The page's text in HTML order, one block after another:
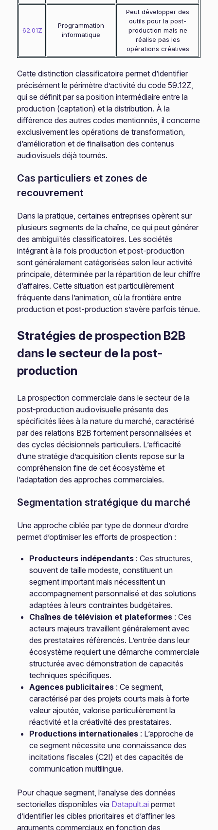
62.01Z
Programmation
informatique
Peut développer des
outils pour la post-
production mais ne
réalise pas les
opérations créatives
Cette distinction classificatoire permet d’identifier
précisément le périmètre d’activité du code 59.12Z,
qui se définit par sa position intermédiaire entre la
production (captation) et la distribution. À la
différence des autres codes mentionnés, il concerne
exclusivement les opérations de transformation,
d’amélioration et de finalisation des contenus
audiovisuels déjà tournés.
Cas particuliers et zones de
recouvrement
Dans la pratique, certaines entreprises opèrent sur
plusieurs segments de la chaîne, ce qui peut générer
des ambiguïtés classificatoires. Les sociétés
intégrant à la fois production et post-production
sont généralement catégorisées selon leur activité
principale, déterminée par la répartition de leur chiffre
d’affaires. Cette situation est particulièrement
fréquente dans l’animation, où la frontière entre
production et post-production s’avère parfois ténue.
Stratégies de prospection B2B
dans le secteur de la post-
production
La prospection commerciale dans le secteur de la
post-production audiovisuelle présente des
spécificités liées à la nature du marché, caractérisé
par des relations B2B fortement personnalisées et
des cycles décisionnels particuliers. L’efficacité
d’une stratégie d’acquisition clients repose sur la
compréhension fine de cet écosystème et
l’adaptation des approches commerciales.
Segmentation stratégique du marché
Une approche ciblée par type de donneur d’ordre
permet d’optimiser les efforts de prospection :
Producteurs indépendants : Ces structures,
souvent de taille modeste, constituent un
segment important mais nécessitent un
accompagnement personnalisé et des solutions
adaptées à leurs contraintes budgétaires.
Chaînes de télévision et plateformes : Ces
acteurs majeurs travaillent généralement avec
des prestataires référencés. L’entrée dans leur
écosystème requiert une démarche commerciale
structurée avec démonstration de capacités
techniques spécifiques.
Agences publicitaires : Ce segment,
caractérisé par des projets courts mais à forte
valeur ajoutée, valorise particulièrement la
réactivité et la créativité des prestataires.
Productions internationales : L’approche de
ce segment nécessite une connaissance des
incitations fiscales (C2I) et des capacités de
communication multilingue.
Pour chaque segment, l’analyse des données
sectorielles disponibles via Datapult.ai permet
d’identifier les cibles prioritaires et d’affiner les
arguments commerciaux en fonction des